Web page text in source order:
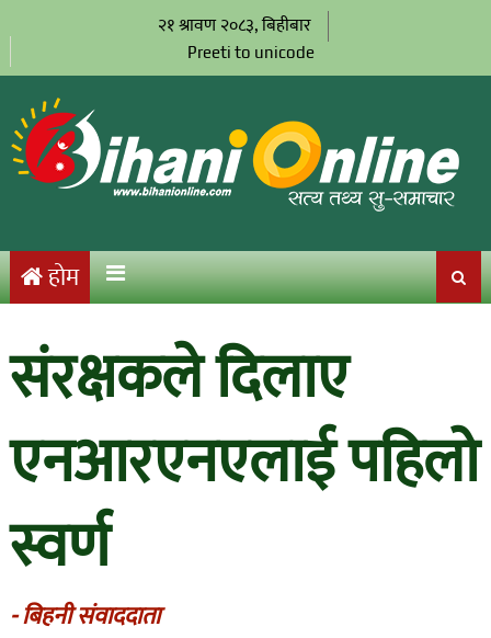
२१ श्रावण २०८३, बिहीबार
Preeti to unicode
होम
संरक्षकले दिलाए
एनआरएनएलाई पहिलो
स्वर्ण
- बिहनी संवाददाता